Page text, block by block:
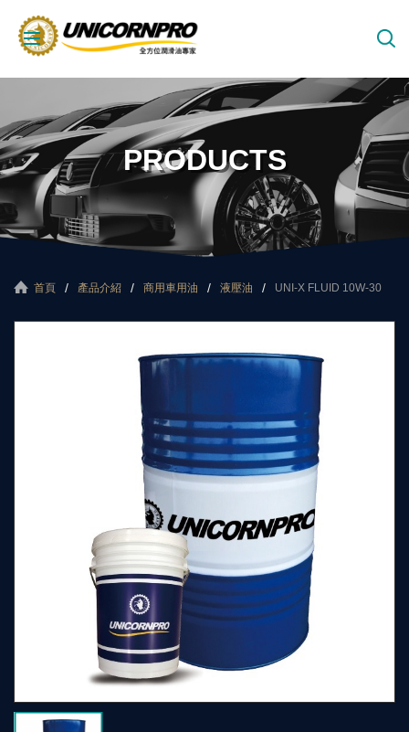
PRODUCTS
首頁 產品介紹 商用車用油 液壓油 UNI-X FLUID 10W-30